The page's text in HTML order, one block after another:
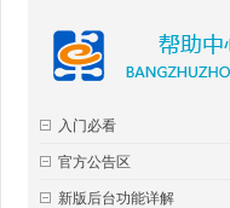
入门必看
官方公告区
新版后台功能详解